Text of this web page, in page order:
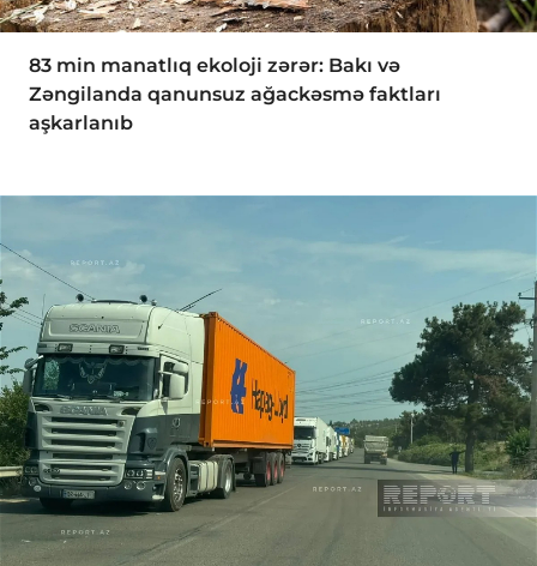
83 min manatlıq ekoloji zərər: Bakı və
Zəngilanda qanunsuz ağackəsmə faktları
aşkarlanıb